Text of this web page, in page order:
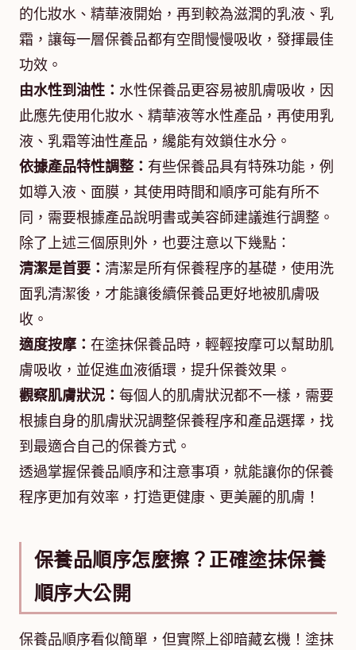
的化妝水、精華液開始，再到較為滋潤的乳液、乳
霜，讓每一層保養品都有空間慢慢吸收，發揮最佳
功效。
由水性到油性： 水性保養品更容易被肌膚吸收，因
此應先使用化妝水、精華液等水性產品，再使用乳
液、乳霜等油性產品，纔能有效鎖住水分。
依據產品特性調整： 有些保養品具有特殊功能，例
如導入液、面膜，其使用時間和順序可能有所不
同，需要根據產品說明書或美容師建議進行調整。
除了上述三個原則外，也要注意以下幾點：
清潔是首要： 清潔是所有保養程序的基礎，使用洗
面乳清潔後，才能讓後續保養品更好地被肌膚吸
收。
適度按摩： 在塗抹保養品時，輕輕按摩可以幫助肌
膚吸收，並促進血液循環，提升保養效果。
觀察肌膚狀況： 每個人的肌膚狀況都不一樣，需要
根據自身的肌膚狀況調整保養程序和產品選擇，找
到最適合自己的保養方式。
透過掌握保養品順序和注意事項，就能讓你的保養
程序更加有效率，打造更健康、更美麗的肌膚！
保養品順序怎麼擦？正確塗抹保養
順序大公開
保養品順序看似簡單，但實際上卻暗藏玄機！塗抹